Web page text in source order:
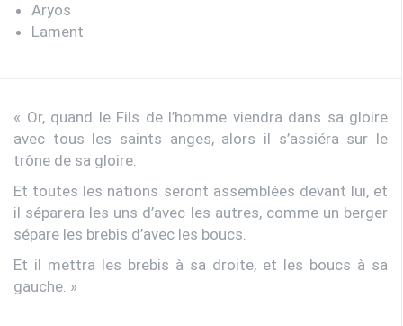
Aryos
Lament
« Or, quand le Fils de l’homme viendra dans sa gloire
avec tous les saints anges, alors il s’assiéra sur le
trône de sa gloire.
Et toutes les nations seront assemblées devant lui, et
il séparera les uns d’avec les autres, comme un berger
sépare les brebis d’avec les boucs.
Et il mettra les brebis à sa droite, et les boucs à sa
gauche. »